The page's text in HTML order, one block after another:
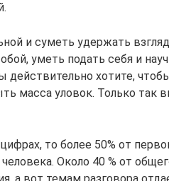
и суметь удержать
уметь подать себя и
действительно хотите,
масса уловок. Только так
то более 50% от
Около 40 % от